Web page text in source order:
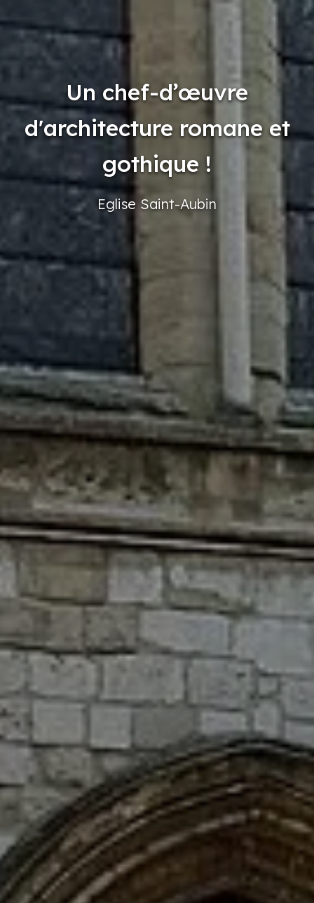
Un chef-d’œuvre
d'architecture romane et
gothique !
Eglise Saint-Aubin